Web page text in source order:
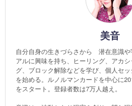
美音
自分自身の生きづらさから 潜在意識や
アルに興味を持ち、ヒーリング、アカ
グ、ブロック解除などを学び、個人セ
を始める。ルノルマンカードを中心に
をスタート。登録者数は7万人越え。